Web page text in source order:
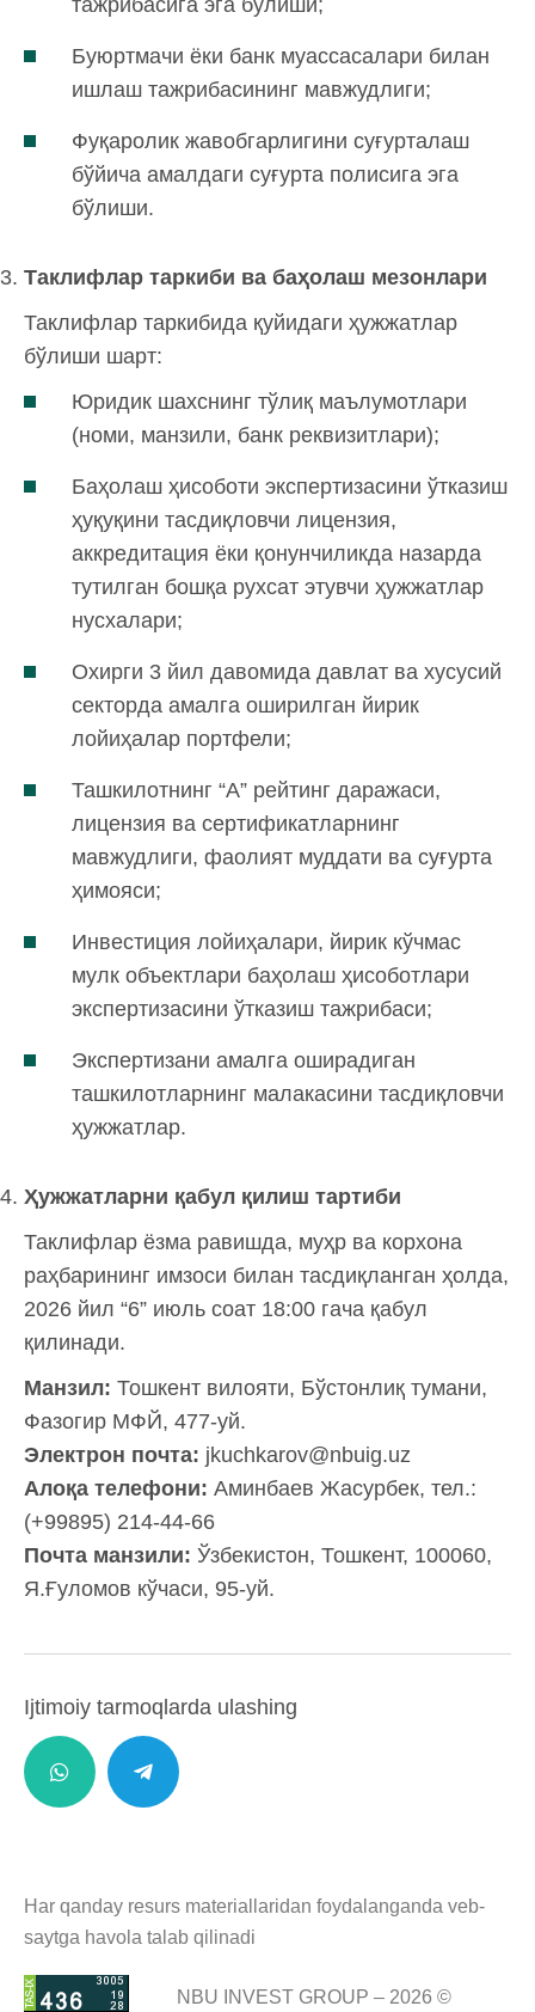
тажрибасига эга бўлиши;
Буюртмачи ёки банк муассасалари билан
ишлаш тажрибасининг мавжудлиги;
Фуқаролик жавобгарлигини суғурталаш
бўйича амалдаги суғурта полисига эга
бўлиши.
Таклифлар таркиби ва баҳолаш мезонлари
Таклифлар таркибида қуйидаги ҳужжатлар
бўлиши шарт:
Юридик шахснинг тўлиқ маълумотлари
(номи, манзили, банк реквизитлари);
Баҳолаш ҳисоботи экспертизасини ўтказиш
ҳуқуқини тасдиқловчи лицензия,
аккредитация ёки қонунчиликда назарда
тутилган бошқа рухсат этувчи ҳужжатлар
нусхалари;
Охирги 3 йил давомида давлат ва хусусий
секторда амалга оширилган йирик
лойиҳалар портфели;
Ташкилотнинг “А” рейтинг даражаси,
лицензия ва сертификатларнинг
мавжудлиги, фаолият муддати ва суғурта
ҳимояси;
Инвестиция лойиҳалари, йирик кўчмас
мулк объектлари баҳолаш ҳисоботлари
экспертизасини ўтказиш тажрибаси;
Экспертизани амалга оширадиган
ташкилотларнинг малакасини тасдиқловчи
ҳужжатлар.
Ҳужжатларни қабул қилиш тартиби
Таклифлар ёзма равишда, муҳр ва корхона
раҳбарининг имзоси билан тасдиқланган ҳолда,
2026 йил “6” июль соат 18:00 гача қабул
қилинади.
Манзил: Тошкент вилояти, Бўстонлиқ тумани,
Фазогир МФЙ, 477-уй.
Электрон почта: jkuchkarov@nbuig.uz
Алоқа телефони: Аминбаев Жасурбек, тел.:
(+99895) 214-44-66
Почта манзили: Ўзбекистон, Тошкент, 100060,
Я.Ғуломов кўчаси, 95-уй.
Ijtimoiy tarmoqlarda ulashing
Har qanday resurs materiallaridan foydalanganda veb-
saytga havola talab qilinadi
NBU INVEST GROUP – 2026 ©